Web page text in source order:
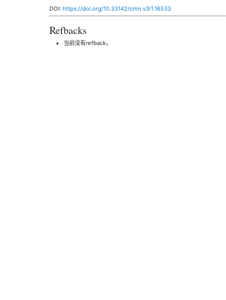
DOI: https://doi.org/10.33142/cmn.v3i1.16533
Refbacks
当前没有refback。